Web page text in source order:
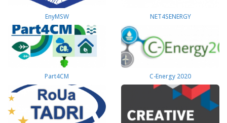
EnyMSW NET4SENERGY
Part4СМ C-Energy 2020